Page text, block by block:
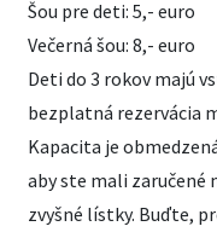
Šou pre deti: 5,- euro
Večerná šou: 8,- euro
Deti do 3 rokov majú
bezplatná rezervácia
Kapacita je
aby ste mali zaručené
zvyšné lístky. Buďte,